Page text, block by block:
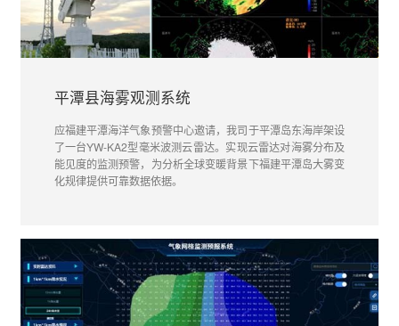
平潭县海雾观测系统
应福建平潭海洋气象预警中心邀请，我司于平潭岛东海岸架设
了一台YW-KA2型毫米波测云雷达。实现云雷达对海雾分布及
能见度的监测预警，为分析全球变暖背景下福建平潭岛大雾变
化规律提供可靠数据依据。